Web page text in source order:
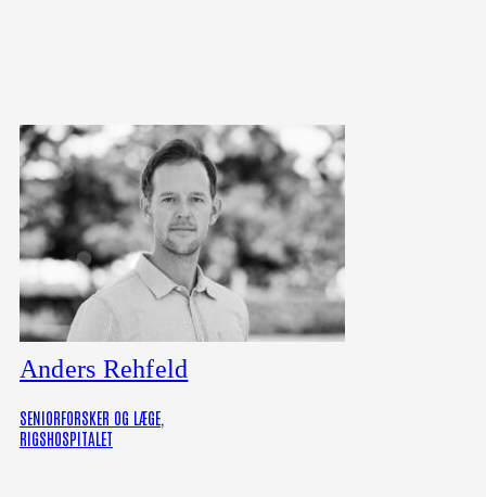
Anders Rehfeld
SENIORFORSKER OG LÆGE,
RIGSHOSPITALET